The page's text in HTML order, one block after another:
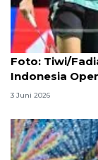
Foto
Foto: Tiwi/
Indonesia
3 Juni 2026